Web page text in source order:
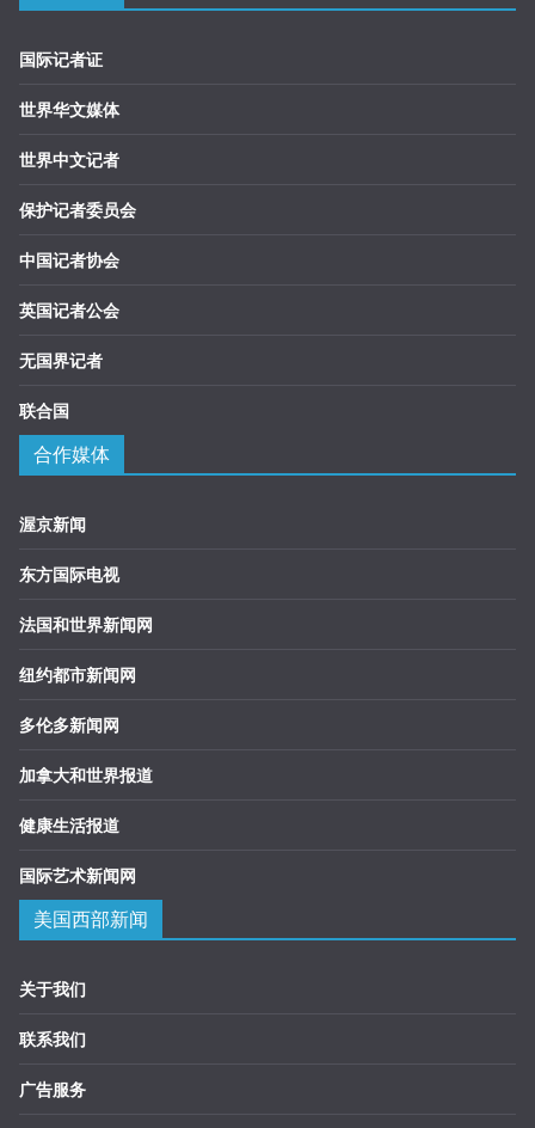
国际记者证
世界华文媒体
世界中文记者
保护记者委员会
中国记者协会
英国记者公会
无国界记者
联合国
合作媒体
渥京新闻
东方国际电视
法国和世界新闻网
纽约都市新闻网
多伦多新闻网
加拿大和世界报道
健康生活报道
国际艺术新闻网
美国西部新闻
关于我们
联系我们
广告服务